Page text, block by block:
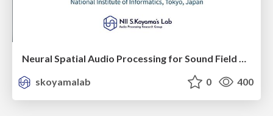
Neural Spatial Audio Processing for Sound Field Analysis and Control
skoyamalab
0 400